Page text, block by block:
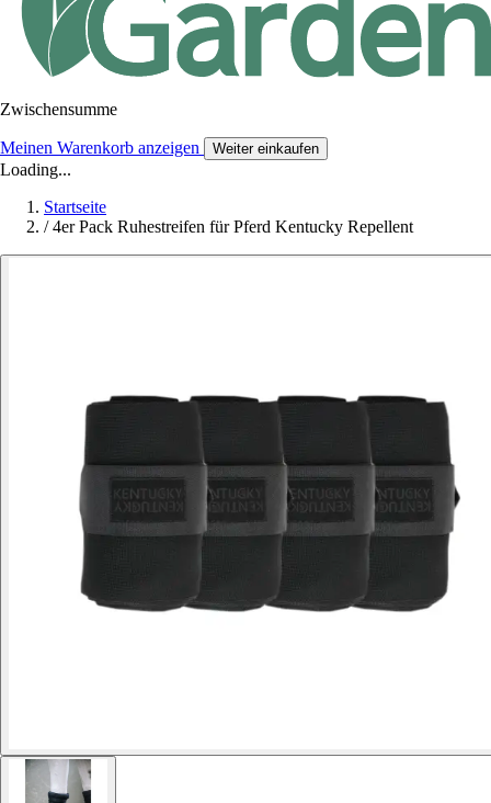
Zwischensumme
Meinen Warenkorb anzeigen Weiter einkaufen
Loading...
Startseite
/ 4er Pack Ruhestreifen für Pferd Kentucky Repellent